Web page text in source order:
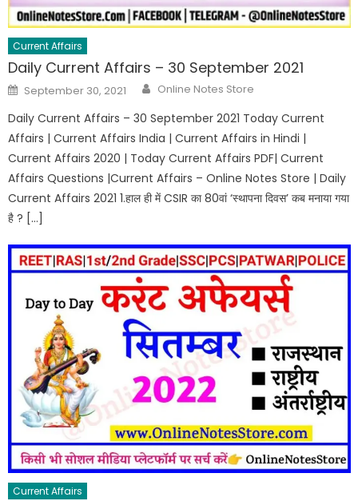
Current Affairs
Daily Current Affairs – 30 September 2021
September 30, 2021 Online Notes Store
Daily Current Affairs – 30 September 2021 Today Current
Affairs | Current Affairs India | Current Affairs in Hindi |
Current Affairs 2020 | Today Current Affairs PDF| Current
Affairs Questions |Current Affairs – Online Notes Store | Daily
Current Affairs 2021 1.हाल ही में CSIR का 80वां ‘स्थापना दिवस’ कब मनाया गया
है ? […]
Current Affairs